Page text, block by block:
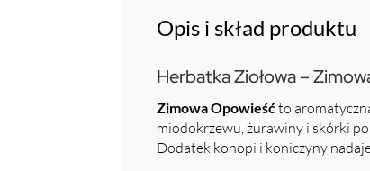
Opis i skład produktu
Herbatka Ziołowa –
Zimowa Opowieśćto
miodokrzewu, żurawiny i skórki
Dodatek konopi i koniczyny